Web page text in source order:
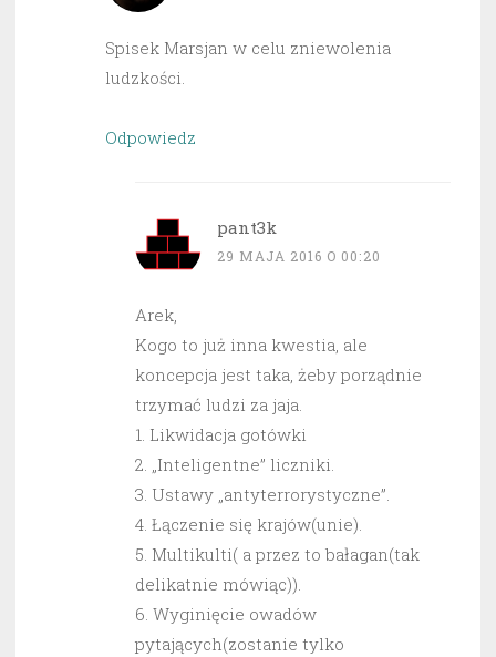
Spisek Marsjan w celu zniewolenia
ludzkości.
Odpowiedz
pant3k
29 MAJA 2016 O 00:20
Arek,
Kogo to już inna kwestia, ale
koncepcja jest taka, żeby porządnie
trzymać ludzi za jaja.
1. Likwidacja gotówki
2. „Inteligentne” liczniki.
3. Ustawy „antyterrorystyczne”.
4. Łączenie się krajów(unie).
5. Multikulti( a przez to bałagan(tak
delikatnie mówiąc)).
6. Wyginięcie owadów
pytających(zostanie tylko